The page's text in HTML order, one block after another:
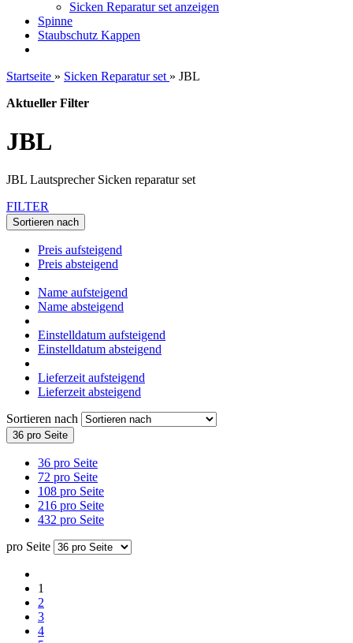
Sicken Reparatur set anzeigen
Spinne
Staubschutz Kappen
Startseite » Sicken Reparatur set » JBL
Aktueller Filter
JBL
JBL Lautsprecher Sicken reparatur set
FILTER
Sortieren nach
Preis aufsteigend
Preis absteigend
Name aufsteigend
Name absteigend
Einstelldatum aufsteigend
Einstelldatum absteigend
Lieferzeit aufsteigend
Lieferzeit absteigend
Sortieren nach
36 pro Seite
36 pro Seite
72 pro Seite
108 pro Seite
216 pro Seite
432 pro Seite
pro Seite
1
2
3
4